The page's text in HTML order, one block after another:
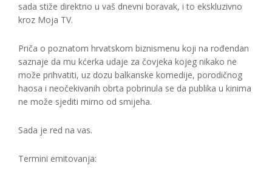
sada stiže direktno u vaš dnevni boravak, i to ekskluzivno
kroz Moja TV.
Priča o poznatom hrvatskom biznismenu koji na rođendan
saznaje da mu kćerka udaje za čovjeka kojeg nikako ne
može prihvatiti, uz dozu balkanske komedije, porodičnog
haosa i neočekivanih obrta pobrinula se da publika u kinima
ne može sjediti mirno od smijeha.
Sada je red na vas.
Termini emitovanja: